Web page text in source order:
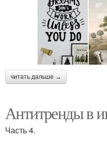
читать дальше →
Антитренды в
Часть 4.